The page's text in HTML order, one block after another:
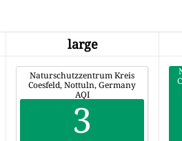
large
Naturschutzzentrum Kreis
Coesfeld, Nottuln, Germany
AQI
3